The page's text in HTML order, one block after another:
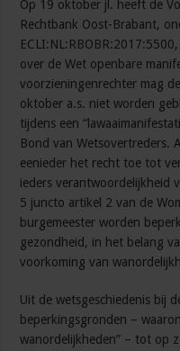
Op 19 oktober jl. heeft de
Rechtbank Oost-Brabant,
over de Wet openbare
voorzieningenrechter mag
oktober a.s. niet worden
tijdens een
Bond van Wetsovertreders.
eenieder het recht toe tot
ieders verantwoordelijkheid
5 juncto artikel 2 van de
burgemeester worden
gezondheid, in het belang
voorkoming van
Uit de wetsgeschiedenis bij
beperkingsgronden –
wanordelijkheden” – tot op